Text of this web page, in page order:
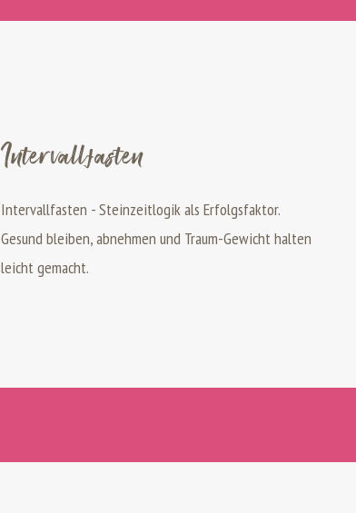
Intervallfasten
Intervallfasten - Steinzeitlogik als Erfolgsfaktor.
Gesund bleiben, abnehmen und Traum-Gewicht halten
leicht gemacht.